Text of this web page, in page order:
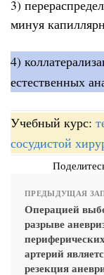
3)
минуя
4)
естественных
Учебный курс:
сосудистой
ПРЕДЫДУЩАЯ
Операцией
разрыве
артерий
резекция